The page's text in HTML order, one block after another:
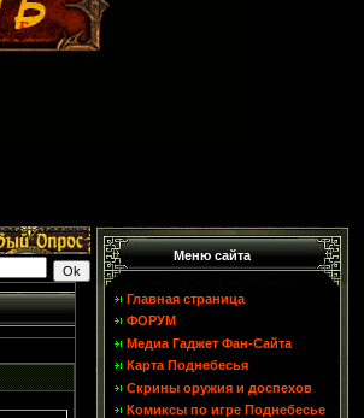
Меню сайта
Главная страница
ФОРУМ
Медиа Гаджет Фан-Сайта
Карта Поднебесья
Скрины оружия и доспехов
Комиксы по игре Поднебесье